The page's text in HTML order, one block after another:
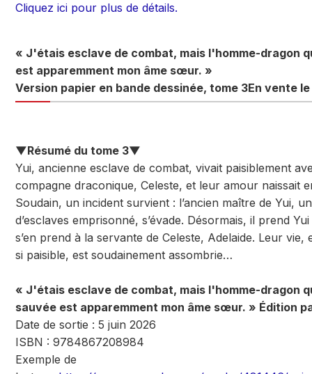
Cliquez ici pour plus de détails.
« J'étais esclave de combat, mais l'homme-dragon
est apparemment mon âme sœur. »
Version papier en bande dessinée, tome 3En vente
▼Résumé du tome 3▼
Yui, ancienne esclave de combat, vivait paisiblement
compagne draconique, Celeste, et leur amour naissait
Soudain, un incident survient : l’ancien maître de Yui,
d’esclaves emprisonné, s’évade. Désormais, il prend
s’en prend à la servante de Celeste, Adelaide. Leur vie,
si paisible, est soudainement assombrie…
« J'étais esclave de combat, mais l'homme-dragon
sauvée est apparemment mon âme sœur. » Édition
Date de sortie : 5 juin 2026
ISBN : 9784867208984
Exemple de